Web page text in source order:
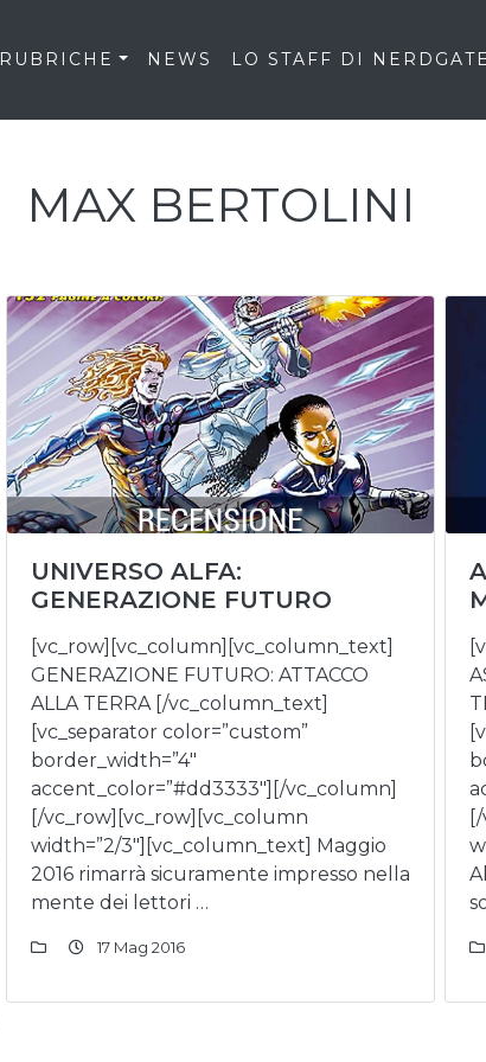
RUBRICHE NEWS LO STAFF DI
MAX BERTOLINI
UNIVERSO ALFA:
GENERAZIONE FUTURO
[vc_row][vc_column][vc_column_text]
GENERAZIONE FUTURO: ATTACCO
ALLA TERRA [/vc_column_text]
[vc_separator color=”custom”
border_width=”4″
accent_color=”#dd3333″][/vc_column]
[/vc_row][vc_row][vc_column
width=”2/3″][vc_column_text] Maggio
2016 rimarrà sicuramente impresso nella
mente dei lettori …
17 Mag 2016